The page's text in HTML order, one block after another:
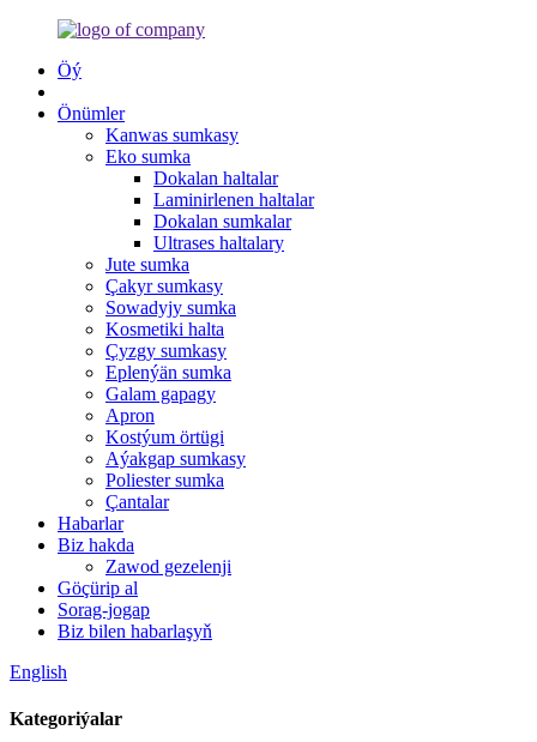
Öý
Önümler
Kanwas sumkasy
Eko sumka
Dokalan haltalar
Laminirlenen haltalar
Dokalan sumkalar
Ultrases haltalary
Jute sumka
Çakyr sumkasy
Sowadyjy sumka
Kosmetiki halta
Çyzgy sumkasy
Eplenýän sumka
Galam gapagy
Apron
Kostýum örtügi
Aýakgap sumkasy
Poliester sumka
Çantalar
Habarlar
Biz hakda
Zawod gezelenji
Göçürip al
Sorag-jogap
Biz bilen habarlaşyň
English
Kategoriýalar